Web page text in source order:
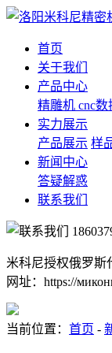
首页
关于我们
产品中心
精雕机 cnc
实力展示
产品展示 样
新闻中心
答疑解惑
联系我们
米科尼授权俄罗斯
网址：https://
当前位置： 首页 -